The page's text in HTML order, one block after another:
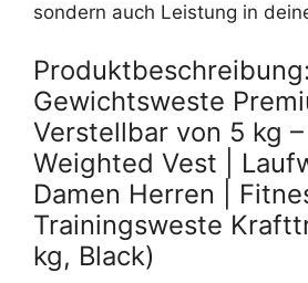
sondern auch Leistung in
Gewichtsweste
Verstellbar von 5 kg
Weighted Vest |
Damen Herren |
Trainingsweste
kg, Black)